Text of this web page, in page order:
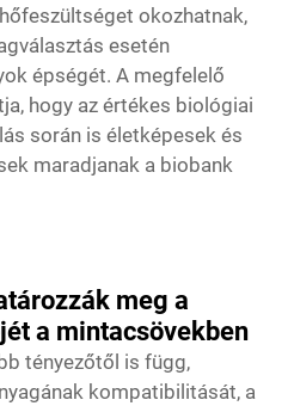
okozhatnak,
esetén
épségét. A megfelelő
hogy az értékes biológiai
során is életképesek és
maradjanak a biobank
meg a
a mintacsövekben
tényezőtől is függ,
kompatibilitását, a